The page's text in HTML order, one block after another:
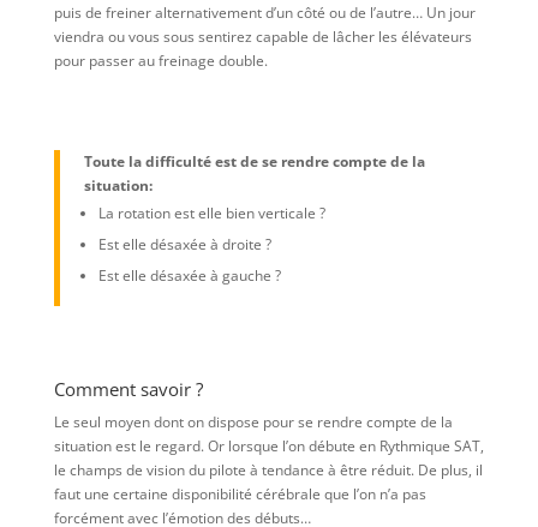
puis de freiner alternativement d’un côté ou de l’autre… Un jour
viendra ou vous sous sentirez capable de lâcher les élévateurs
pour passer au freinage double.
Toute la difficulté est de se rendre compte de la
situation:
La rotation est elle bien verticale ?
Est elle désaxée à droite ?
Est elle désaxée à gauche ?
Comment savoir ?
Le seul moyen dont on dispose pour se rendre compte de la
situation est le regard. Or lorsque l’on débute en Rythmique SAT,
le champs de vision du pilote à tendance à être réduit. De plus, il
faut une certaine disponibilité cérébrale que l’on n’a pas
forcément avec l’émotion des débuts…